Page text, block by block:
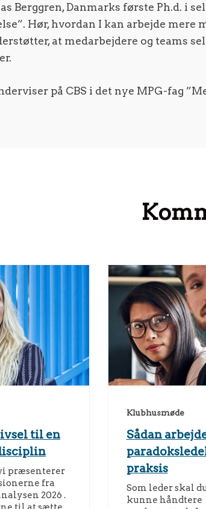
Berggren, Danmarks første Ph.d. i
Hør, hvordan I kan arbejde mere
at medarbejdere og teams
på CBS i det nye MPG-fag
til en
præsenterer
fra
2026 .
Klubhusmøde
Sådan
praksis
Som leder skal
kunne håndtere